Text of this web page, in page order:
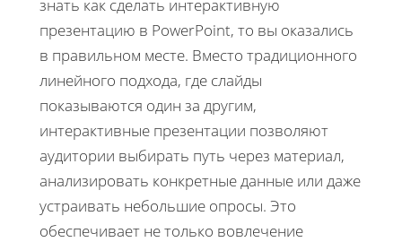
знать как сделать интерактивную
презентацию в PowerPoint, то вы оказались
в правильном месте. Вместо традиционного
линейного подхода, где слайды
показываются один за другим,
интерактивные презентации позволяют
аудитории выбирать путь через материал,
анализировать конкретные данные или даже
устраивать небольшие опросы. Это
обеспечивает не только вовлечение